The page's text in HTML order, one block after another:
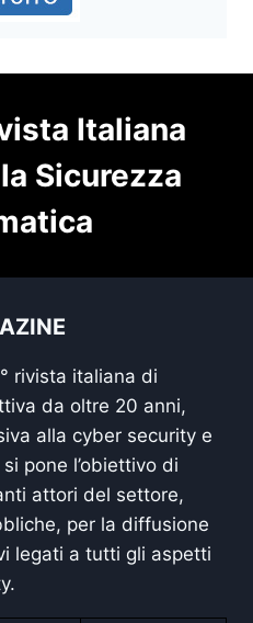
Italiana
Sicurezza
rivista italiana di
da oltre 20 anni,
alla cyber security e
pone l’obiettivo di
attori del settore,
per la diffusione
legati a tutti gli aspetti